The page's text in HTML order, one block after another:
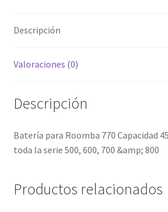
cantidad
Descripción
Valoraciones (0)
Descripción
Batería para Roomba 770 Capacidad
toda la serie 500, 600, 700 &amp; 800
Productos relacionados